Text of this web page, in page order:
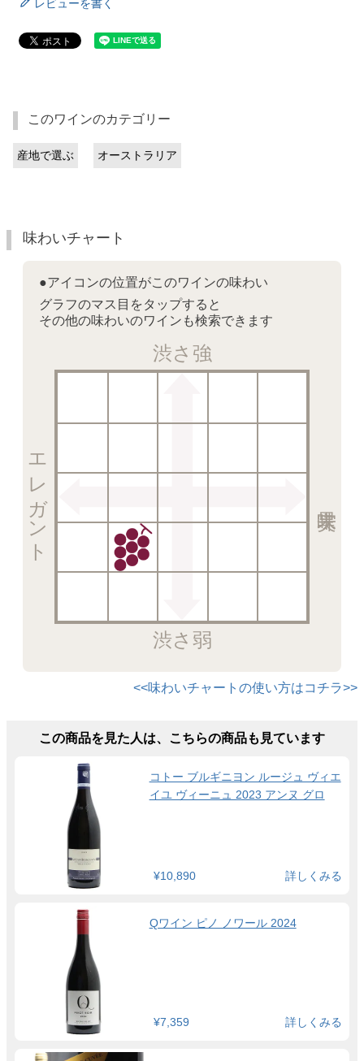
レビューを書く
このワインのカテゴリー
産地で選ぶ オーストラリア
味わいチャート
●アイコンの位置がこのワインの味わい
グラフのマス目をタップすると
その他の味わいのワインも検索できます
渋さ強
渋さ弱
エレガント
<<味わいチャートの使い方はコチラ>>
この商品を見た人は、こちらの商品も見ています
コトー ブルギニヨン ルージュ ヴィエ
イユ ヴィーニュ 2023 アンヌ グロ
¥10,890 詳しくみる
Qワイン ピノ ノワール 2024
¥7,359 詳しくみる